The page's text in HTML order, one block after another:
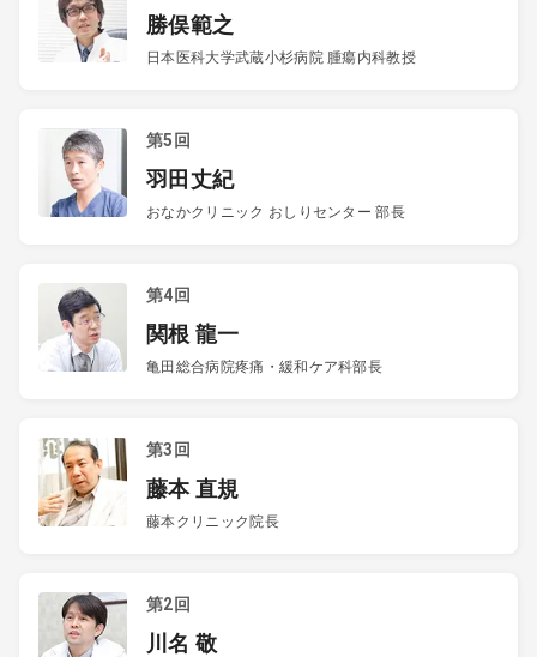
勝俣範之
日本医科大学武蔵小杉病院 腫瘍内科教授
第5回
羽田丈紀
おなかクリニック おしりセンター 部長
第4回
関根 龍一
亀田総合病院疼痛・緩和ケア科部長
第3回
藤本 直規
藤本クリニック院長
第2回
川名 敬